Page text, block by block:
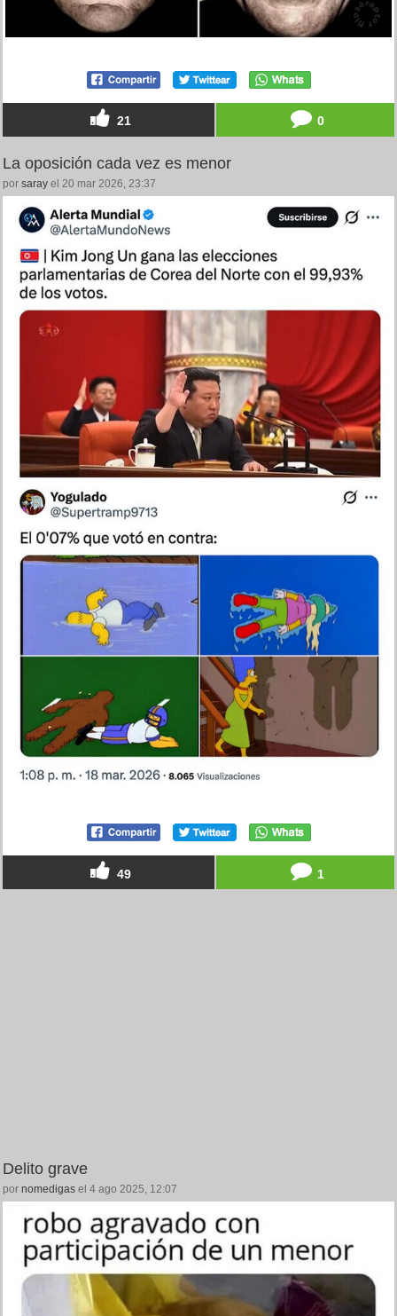
21 0
La oposición cada vez es menor
por saray el 20 mar 2026, 23:37
49 1
Delito grave
por nomedigas el 4 ago 2025, 12:07